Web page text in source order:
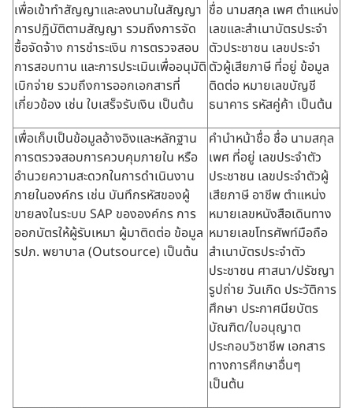
เพื่อเข้าทำสัญญาและลงนามในสัญญา
การปฏิบัติตามสัญญา รวมถึงการจัด
ซื้อจัดจ้าง การชำระเงิน การตรวจสอบ
การสอบทาน และการประเมินเพื่ออนุมัติ
เบิกจ่าย รวมถึงการออกเอกสารที่
เกี่ยวข้อง เช่น ใบเสร็จรับเงิน เป็นต้น
ชื่อ นามสกุล เพศ ตำแหน่ง
เลขและสำเนาบัตรประจำ
ตัวประชาชน เลขประจำ
ตัวผู้เสียภาษี ที่อยู่ ข้อมูล
ติดต่อ หมายเลขบัญชี
ธนาคาร รหัสคู่ค้า เป็นต้น
เพื่อเก็บเป็นข้อมูลอ้างอิงและหลักฐาน
การตรวจสอบการควบคุมภายใน หรือ
อำนวยความสะดวกในการดำเนินงาน
ภายในองค์กร เช่น บันทึกรหัสของผู้
ขายลงในระบบ SAP ขององค์กร การ
ออกบัตรให้ผู้รับเหมา ผู้มาติดต่อ ข้อมูล
รปภ. พยาบาล (Outsource) เป็นต้น
คำนำหน้าชื่อ ชื่อ นามสกุล
เพศ ที่อยู่ เลขประจำตัว
ประชาชน เลขประจำตัวผู้
เสียภาษี อาชีพ ตำแหน่ง
หมายเลขหนังสือเดินทาง
หมายเลขโทรศัพท์มือถือ
สำเนาบัตรประจำตัว
ประชาชน ศาสนา/ปรัชญา
รูปถ่าย วันเกิด ประวัติการ
ศึกษา ประกาศนียบัตร
บัณฑิต/ใบอนุญาต
ประกอบวิชาชีพ เอกสาร
ทางการศึกษาอื่นๆ
เป็นต้น